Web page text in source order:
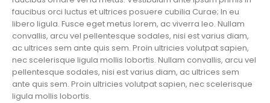
faucibus orci luctus et ultrices posuere cubilia Curae; In eu
libero ligula. Fusce eget metus lorem, ac viverra leo. Nullam
convallis, arcu vel pellentesque sodales, nisi est varius diam,
ac ultrices sem ante quis sem. Proin ultricies volutpat sapien,
nec scelerisque ligula mollis lobortis. Nullam convallis, arcu vel
pellentesque sodales, nisi est varius diam, ac ultrices sem
ante quis sem. Proin ultricies volutpat sapien, nec scelerisque
ligula mollis lobortis.